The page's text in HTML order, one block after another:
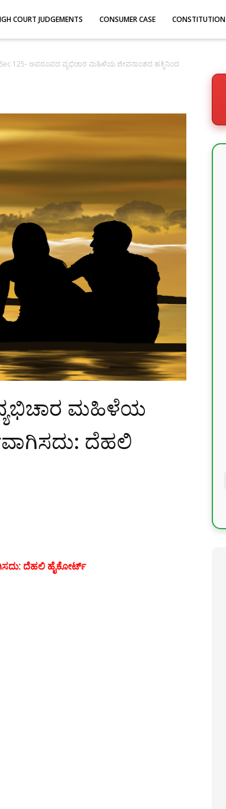
COURT JUDGEMENTS CONSUMER CASE CONSTITUTION
Sec 125- ಅಪರೂಪದ ವ್ಯಭಿಚಾರ ಮಹಿಳೆಯ ಜೀವನಾಂಶದ ಹಕ್ಕಿನಿಂದ
ವ್ಯಭಿಚಾರ ಮಹಿಳೆಯ
ದೆಹಲಿ
ದೆಹಲಿ ಹೈಕೋರ್ಟ್‌